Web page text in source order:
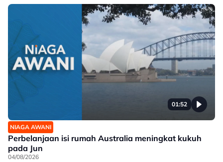
01:52
NIAGA AWANI
Perbelanjaan isi rumah Australia meningkat kukuh
pada Jun
04/08/2026